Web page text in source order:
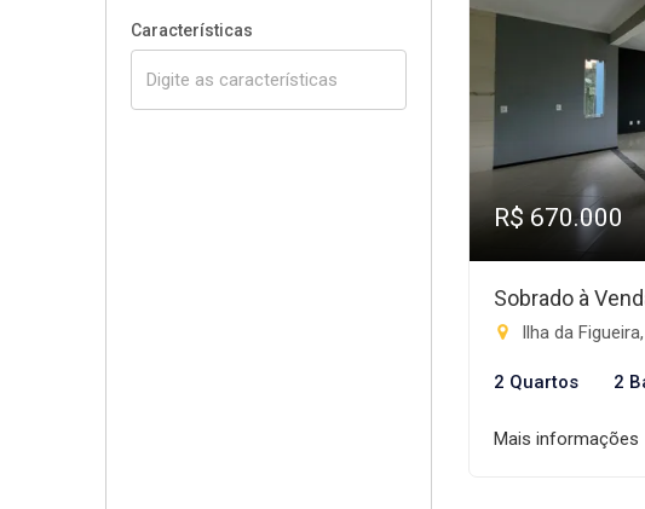
Características
R$ 670.000
Sobrado à
Ilha da
2 Quartos 2
Mais informações